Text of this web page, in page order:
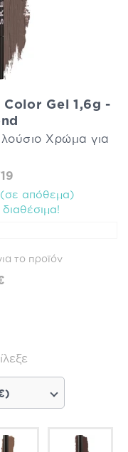
Gel 1,6g -
Χρώμα για
(σε απόθεμα)
το προϊόν